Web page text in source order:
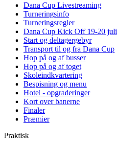
Dana Cup Livestreaming
Turneringsinfo
Turneringsregler
Dana Cup Kick Off 19-20
Start og deltagergebyr
Transport til og fra Dana Cup
Hop på og af busser
Hop på og af toget
Skoleindkvartering
Bespisning og menu
Hotel - opgraderinger
Kort over banerne
Finaler
Præmier
Praktisk